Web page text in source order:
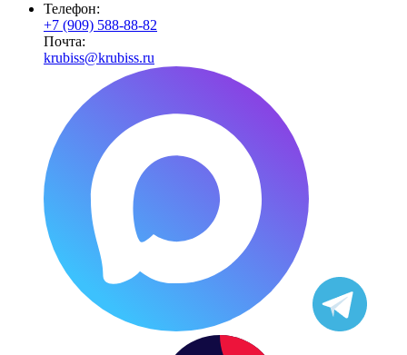
Телефон:
+7 (909) 588-88-82
Почта:
krubiss@krubiss.ru